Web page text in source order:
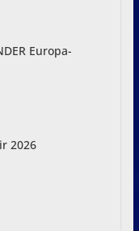
Europa-
2026
Nature